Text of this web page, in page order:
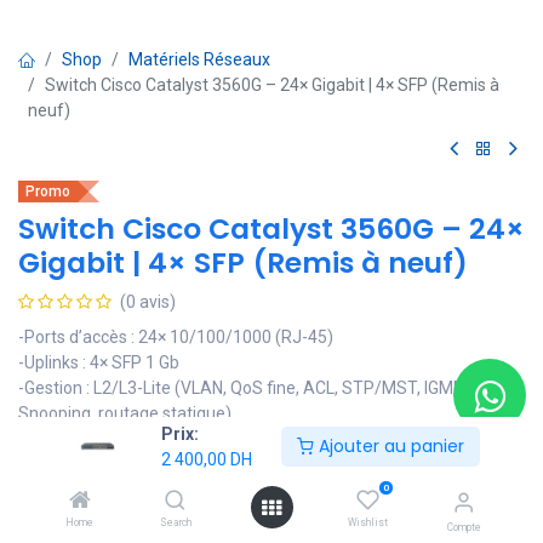
Prix:
2 400,00 DH
Ajouter au panier
Home Search
0
Wishlist Compte
Shop
Matériels Réseaux
Switch Cisco Catalyst 3560G – 24× Gigabit | 4× SFP (Remis à
neuf)
Promo
Switch Cisco Catalyst 3560G – 24×
Gigabit | 4× SFP (Remis à neuf)
(0 avis)
-Ports d’accès : 24× 10/100/1000 (RJ-45)
-Uplinks : 4× SFP 1 Gb
-Gestion : L2/L3-Lite (VLAN, QoS fine, ACL, STP/MST, IGMP
Snooping, routage statique)
-Sécurité : 802.1X, Port-Security, DHCP Snooping
-Châssis : rack 19" 1U
-Usage recommandé : distribution PME/ETI, accès Gigabit pour
équipes techniques/DAO